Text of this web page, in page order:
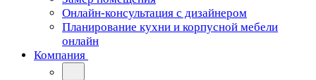
Онлайн-консультация с дизайнером
Планирование кухни и корпусной мебели
онлайн
Компания